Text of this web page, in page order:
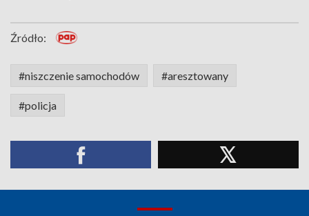
Źródło:
#niszczenie samochodów #aresztowany
#policja